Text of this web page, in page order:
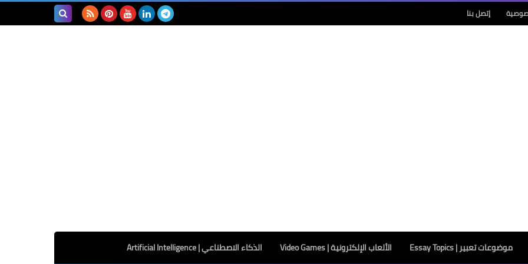
إتصل بنا
موضوعات تعبير | Essay Topics الألعاب الإلكترونية | Video Games الذكاء الاصطناعي | Artificial Intelligence